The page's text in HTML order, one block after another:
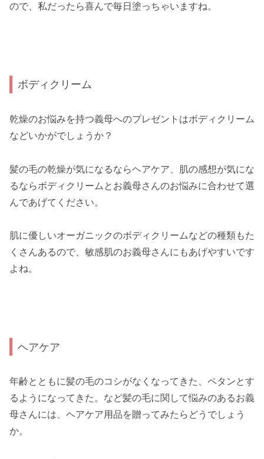
ので、私だったら喜んで毎日塗っちゃいますね。
ボディクリーム
乾燥のお悩みを持つ義母へのプレゼントはボディクリーム
などいかがでしょうか？
髪の毛の乾燥が気になるならヘアケア、肌の感想が気にな
るならボディクリームとお義母さんのお悩みに合わせて選
んであげてください。
肌に優しいオーガニックのボディクリームなどの種類もた
くさんあるので、敏感肌のお義母さんにもあげやすいです
よね。
ヘアケア
年齢とともに髪の毛のコシがなくなってきた、ペタンとす
るようになってきた。など髪の毛に関して悩みのあるお義
母さんには、ヘアケア用品を贈ってみたらどうでしょう
か。